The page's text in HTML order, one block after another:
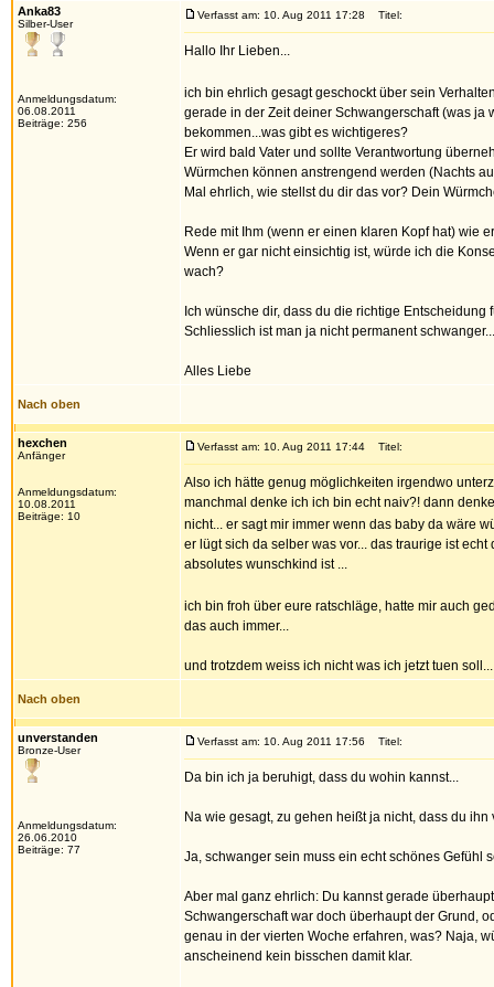
Anka83
Silber-User
Anmeldungsdatum:
06.08.2011
Beiträge: 256
Verfasst am: 10. Aug 2011 17:28 Titel:
Hallo Ihr Lieben...
ich bin ehrlich gesagt geschockt über sein
gerade in der Zeit deiner Schwangerschaft (was
bekommen...was gibt es wichtigeres?
Er wird bald Vater und sollte Verantwortung
Würmchen können anstrengend werden (Nachts
Mal ehrlich, wie stellst du dir das vor? Dein
Rede mit Ihm (wenn er einen klaren Kopf hat) wie
Wenn er gar nicht einsichtig ist, würde ich die
wach?
Ich wünsche dir, dass du die richtige
Schliesslich ist man ja nicht permanent schwanger...
Alles Liebe
Nach oben
hexchen
Anfänger
Anmeldungsdatum:
10.08.2011
Beiträge: 10
Verfasst am: 10. Aug 2011 17:44 Titel:
Also ich hätte genug möglichkeiten irgendwo
manchmal denke ich ich bin echt naiv?! dann
nicht... er sagt mir immer wenn das baby da wäre
er lügt sich da selber was vor... das traurige ist
absolutes wunschkind ist ...
ich bin froh über eure ratschläge, hatte mir auch
das auch immer...
und trotzdem weiss ich nicht was ich jetzt tuen soll...
Nach oben
unverstanden
Bronze-User
Anmeldungsdatum:
26.06.2010
Beiträge: 77
Verfasst am: 10. Aug 2011 17:56 Titel:
Da bin ich ja beruhigt, dass du wohin kannst...
Na wie gesagt, zu gehen heißt ja nicht, dass du
Ja, schwanger sein muss ein echt schönes Gefühl
Aber mal ganz ehrlich: Du kannst gerade
Schwangerschaft war doch überhaupt der Grund,
genau in der vierten Woche erfahren, was? Naja,
anscheinend kein bisschen damit klar.